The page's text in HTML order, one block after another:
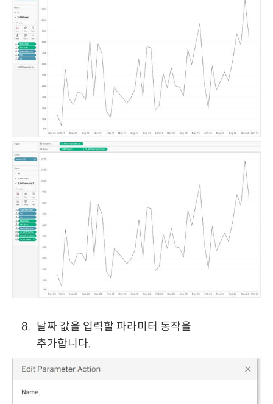
날짜 값을 입력할 파라미터 동작을
추가합니다.